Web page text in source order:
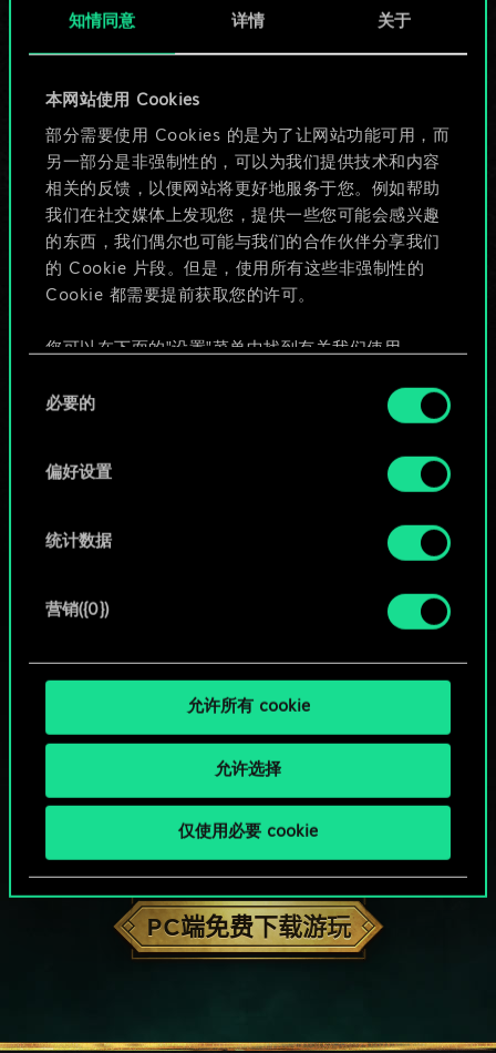
知情同意 详情 关于
本网站使用 Cookies
部分需要使用 Cookies 的是为了让网站功能可用，而
另一部分是非强制性的，可以为我们提供技术和内容
相关的反馈，以便网站将更好地服务于您。例如帮助
我们在社交媒体上发现您，提供一些您可能会感兴趣
的东西，我们偶尔也可能与我们的合作伙伴分享我们
的 Cookie 片段。但是，使用所有这些非强制性的
Cookie 都需要提前获取您的许可。
您可以在下面的"设置"菜单中找到有关我们使用
好。一旦您了解了其中的内容并准备好继续，请点
必要的
偏好设置
统计数据
营销({0})
允许所有 cookie
允许选择
仅使用必要 cookie
目前只是分享了一套
牌，但能做的不止这
些！
给牌组命名并撰写攻略
编辑牌组
HOW ABOUT A ROUND OF GWENT?
PC端免费下载游玩